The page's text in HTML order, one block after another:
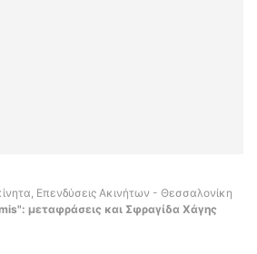
Επενδύσεις Ακινήτων - Θεσσαλονίκη
μεταφράσεις και Σφραγίδα Χάγης